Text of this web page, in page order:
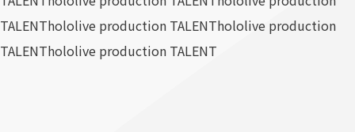
TALENThololive production TALENThololive production
TALENThololive production TALENT